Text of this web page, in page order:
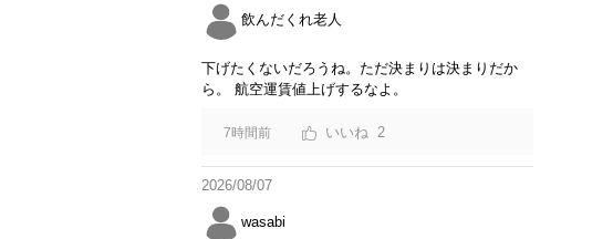
飲んだくれ老人
下げたくないだろうね。ただ決まりは決まりだか
ら。 航空運賃値上げするなよ。
7時間前 2
2026/08/07
wasabi